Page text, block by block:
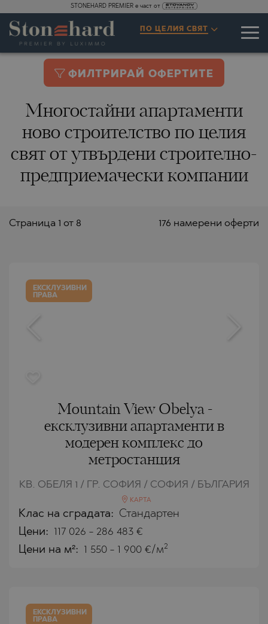
STONEHARD PREMIER е част от
ПО ЦЕЛИЯ СВЯТ
ФИЛТРИРАЙ ОФЕРТИТЕ
Многостайни апартаменти
ново строителство по целия
свят от утвърдени строително-
предприемачески компании
176 намерени оферти
Страницa 1 от 8
ЕКСКЛУЗИВНИ
ПРАВА
Mountain View Obelya -
ексклузивни апартаменти в
модерен комплекс до
метростанция
КВ. ОБЕЛЯ 1 / ГР. СОФИЯ / СОФИЯ / БЪЛГАРИЯ
КАРТА
Клас на сградата: Стандартен
Цени: 117 026 - 286 483 €
Цени на м²: 1 550 - 1 900 €/м2
ЕКСКЛУЗИВНИ
ПРАВА